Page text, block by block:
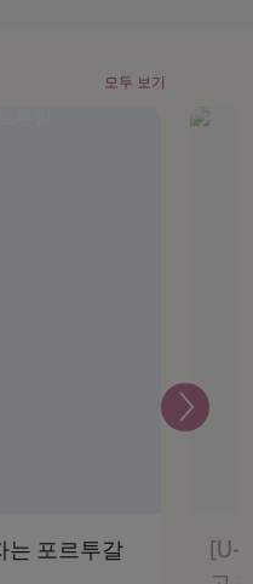
모두 보기
는 포르투갈
[U-
다
음